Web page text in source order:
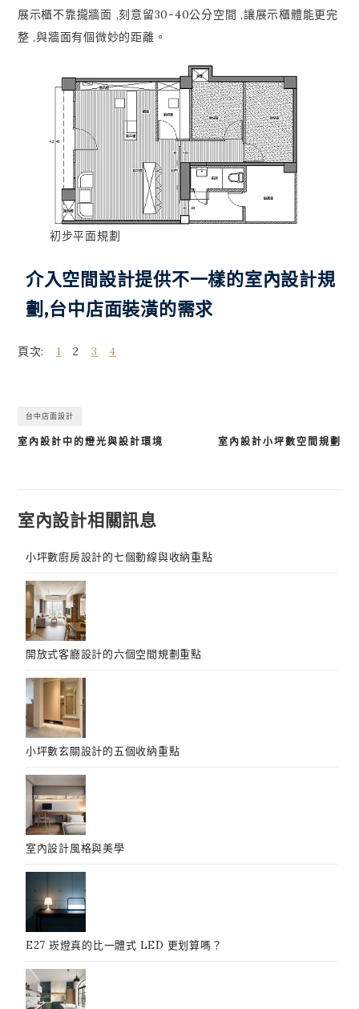
展示櫃不靠攏牆面 ,刻意留30-40公分空間 ,讓展示櫃體能更完
整 ,與牆面有個微妙的距離。
初步平面規劃
介入空間設計提供不一樣的室內設計規
劃,台中店面裝潢的需求
頁次: 1 2 3 4
台中店面設計
文
覽
室內設計小坪數空間規劃
室內設計中的燈光與設計環境
室內設計相關訊息
小坪數廚房設計的七個動線與收納重點
開放式客廳設計的六個空間規劃重點
小坪數玄關設計的五個收納重點
室內設計風格與美學
E27 崁燈真的比一體式 LED 更划算嗎？